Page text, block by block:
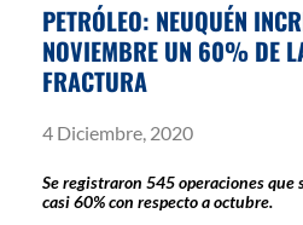
PETRÓLEO: NEUQUÉN
NOVIEMBRE UN 60% DE
FRACTURA
4 Diciembre, 2020
Se registraron 545 operaciones
casi 60% con respecto a octubre.